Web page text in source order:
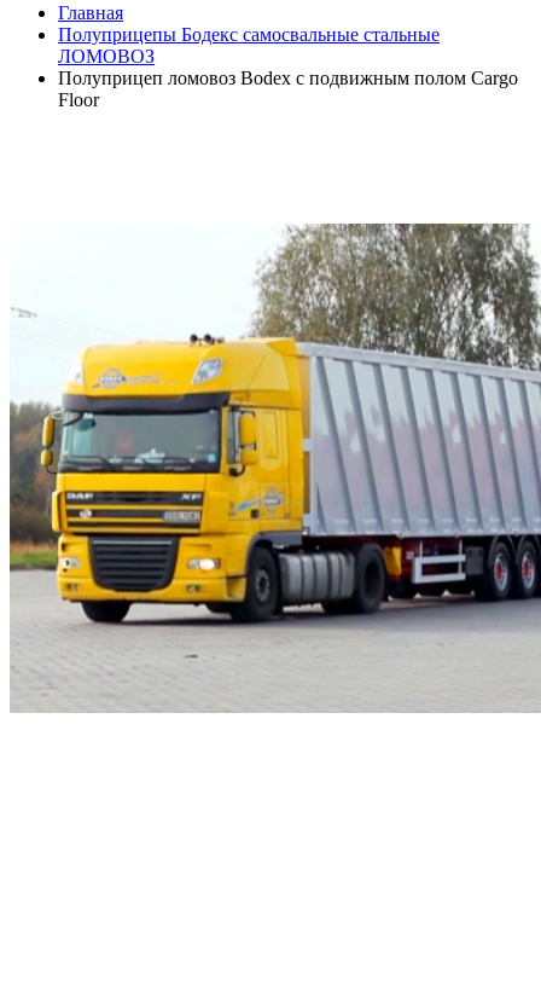
Главная
Полуприцепы Бодекс самосвальные стальные
ЛОМОВОЗ
Полуприцеп ломовоз Bodex с подвижным полом Cargo
Floor